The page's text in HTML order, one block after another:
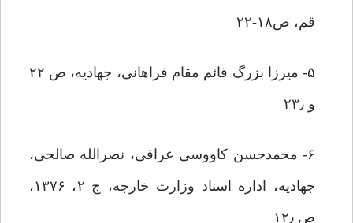
قم، ص۱۸-۲۲
۵- میرزا بزرگ قائم مقام فراهانی، جهادیه، ص ۲۲
و ۲۳٫
۶- محمدحسن کاووسی عراقی، ‌نصرالله صالحی،
‌جهادیه،‌ اداره اسناد وزارت خارجه، ج ۲، ‌۱۳۷۶،
ص ۱۲٫